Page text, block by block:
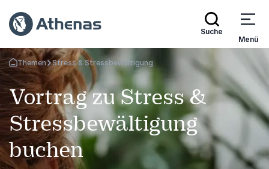
Suche
Menü
Zurück zur Startseite
Themen Stress & Stressbewältigung
Vortrag zu Stress &
Stressbewältigung
buchen